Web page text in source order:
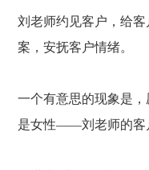
刘老师约见客户，给
案，安抚客户情绪。
一个有意思的现象是
是女性——刘老师的客